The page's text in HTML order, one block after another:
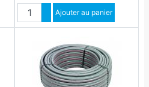
QuantitéAugmenter quantité
Diminuer quantité
Ajouter au panier